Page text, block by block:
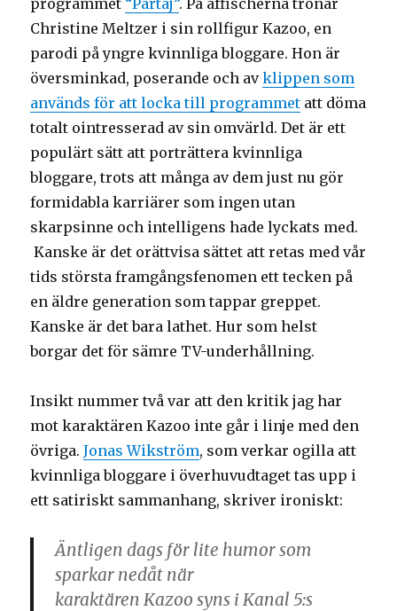
programmet “Partaj”. På affischerna tronar
Christine Meltzer i sin rollfigur Kazoo, en
parodi på yngre kvinnliga bloggare. Hon är
översminkad, poserande och avklippen som
används för att locka till programmet att döma
totalt ointresserad av sin omvärld. Det är ett
populärt sätt att porträttera kvinnliga
bloggare, trots att många av dem just nu gör
formidabla karriärer som ingen utan
skarpsinne och intelligens hade lyckats med.
Kanske är det orättvisa sättet att retas med vår
tids största framgångsfenomen ett tecken på
en äldre generation som tappar greppet.
Kanske är det bara lathet. Hur som helst
borgar det för sämre TV-underhållning.
Insikt nummer två var att den kritik jag har
mot karaktären Kazoo inte går i linje med den
övriga.Jonas Wikström, som verkar ogilla att
kvinnliga bloggare i överhuvudtaget tas upp i
ett satiriskt sammanhang, skriver ironiskt:
Äntligen dags för lite humor som
sparkar nedåt när
karaktärenKazoo syns i Kanal 5:s